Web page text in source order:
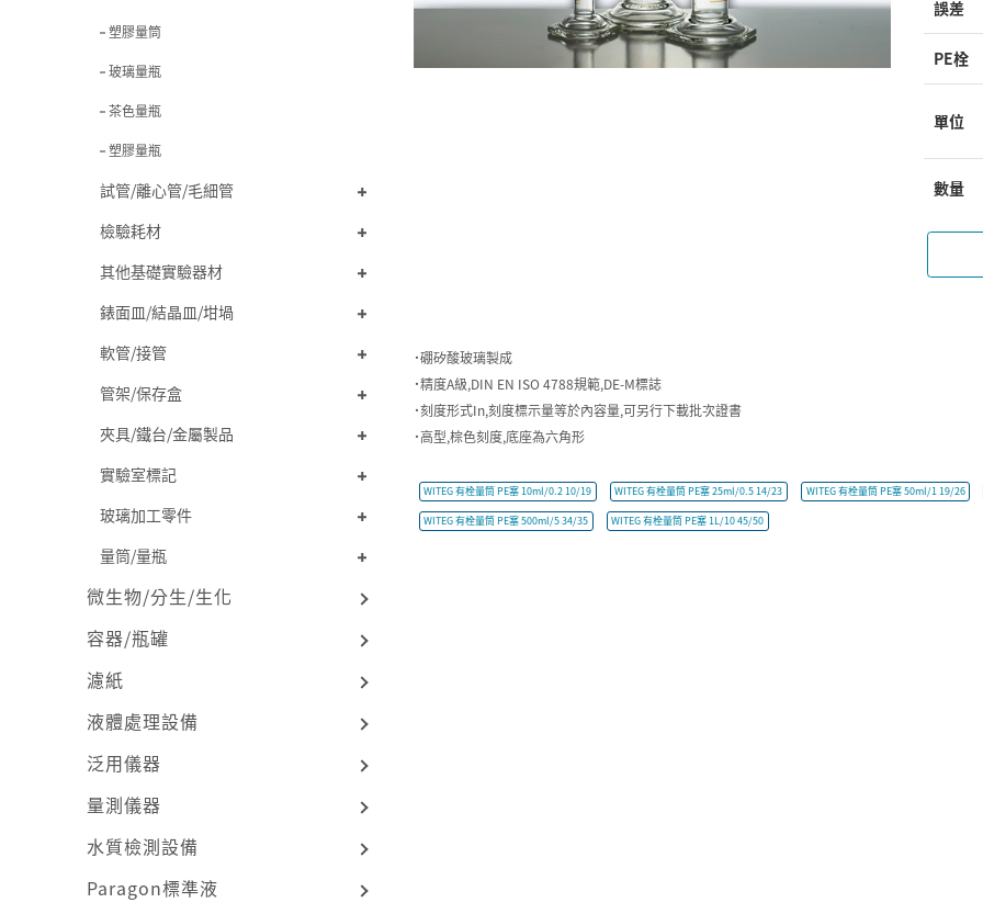
塑膠量筒
玻璃量瓶
茶色量瓶
塑膠量瓶
試管/離心管/毛細管
檢驗耗材
其他基礎實驗器材
錶面皿/結晶皿/坩堝
軟管/接管
管架/保存盒
夾具/鐵台/金屬製品
實驗室標記
玻璃加工零件
量筒/量瓶
微生物/分生/生化
容器/瓶罐
濾紙
液體處理設備
泛用儀器
量測儀器
水質檢測設備
Paragon標準液
誤差
PE栓
單位
數量
˙硼矽酸玻璃製成
˙精度A級,DIN EN ISO 4788規範,DE-M標誌
˙刻度形式In,刻度標示量等於內容量,可另行下載批次證書
˙高型,棕色刻度,底座為六角形
WITEG 有栓量筒 PE塞 10ml/0.2 10/19 WITEG 有栓量筒 PE塞 25ml/0.5 14/23 WITEG 有栓量筒 PE塞 50ml/1 19/26
WITEG 有栓量筒 PE塞 500ml/5 34/35 WITEG 有栓量筒 PE塞 1L/10 45/50